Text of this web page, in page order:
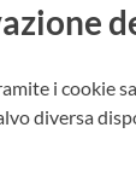
i cookie
diversa